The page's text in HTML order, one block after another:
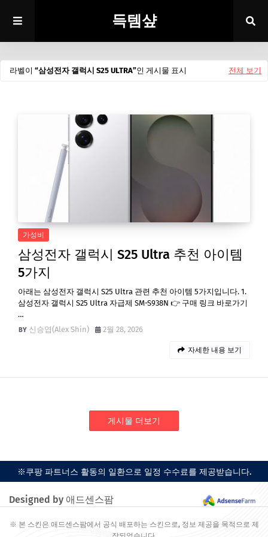
득템샾
라벨이 삼성전자 갤럭시 S25 ULTRA 인 게시물 표시 전체 보기
가성비
삼성전자 갤럭시 S25 Ultra 추천 아이템
5가지
아래는 삼성전자 갤럭시 S25 Ultra 관련 추천 아이템 5가지입니다. 1.
삼성전자 갤럭시 S25 Ultra 자급제 SM-S938N 👉 구매 링크 바로가기
…
신승엽(Alex Shin)
2월 28, 2026
자세한 내용 보기
게시물 더보기
※쿠팡 파트너스 활동의 일환으로 일정 수수료를 제공받습니다.
Designed by 애드센스팜
※ 본 스킨은 애드센스팜에서 공식 배포하는 스킨으로, 정보 제공을 목적으로 제